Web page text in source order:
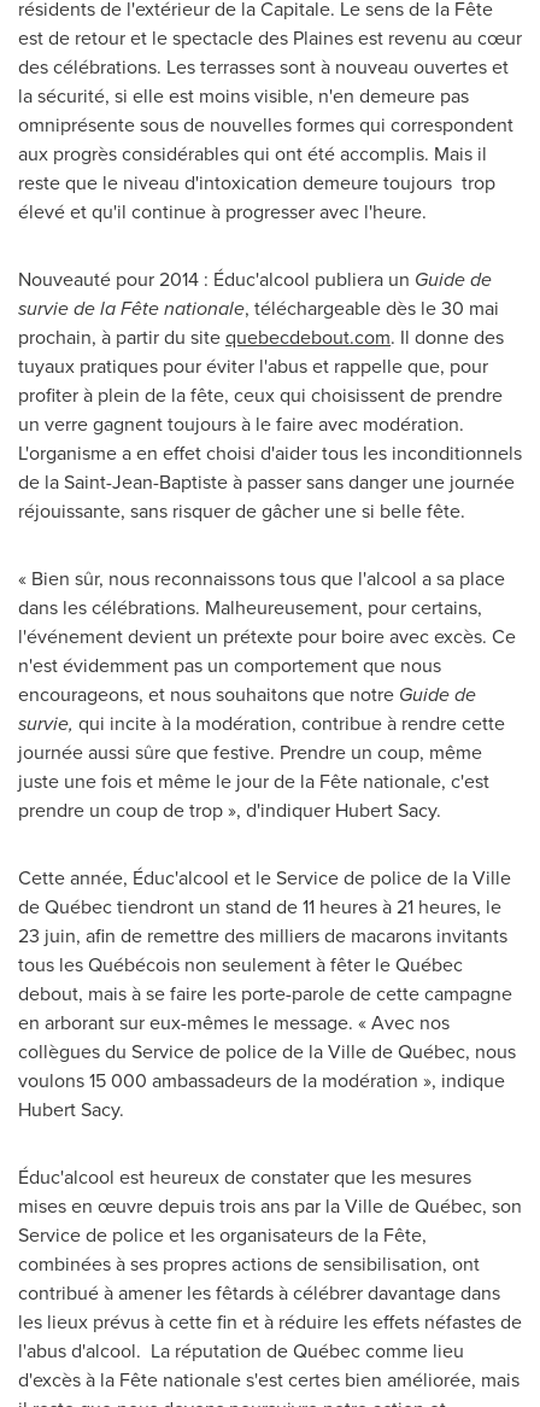
résidents de l'extérieur de la Capitale. Le sens de la Fête
est de retour et le spectacle des Plaines est revenu au cœur
des célébrations. Les terrasses sont à nouveau ouvertes et
la sécurité, si elle est moins visible, n'en demeure pas
omniprésente sous de nouvelles formes qui correspondent
aux progrès considérables qui ont été accomplis. Mais il
reste que le niveau d'intoxication demeure toujours trop
élevé et qu'il continue à progresser avec l'heure.
Nouveauté pour 2014 : Éduc'alcool publiera un Guide de
survie de la Fête nationale, téléchargeable dès le 30 mai
prochain, à partir du sitequebecdebout.com. Il donne des
tuyaux pratiques pour éviter l'abus et rappelle que, pour
profiter à plein de la fête, ceux qui choisissent de prendre
un verre gagnent toujours à le faire avec modération.
L'organisme a en effet choisi d'aider tous les inconditionnels
de laSaint-Jean-Baptisteà passer sans danger une journée
réjouissante, sans risquer de gâcher une si belle fête.
« Bien sûr, nous reconnaissons tous que l'alcool a sa place
dans les célébrations. Malheureusement, pour certains,
l'événement devient un prétexte pour boire avec excès. Ce
n'est évidemment pas un comportement que nous
encourageons, et nous souhaitons que notre Guide de
survie, qui incite à la modération, contribue à rendre cette
journée aussi sûre que festive. Prendre un coup, même
juste une fois et même le jour de la Fête nationale, c'est
prendre un coup de trop », d'indiquer Hubert Sacy.
Cette année, Éduc'alcool et le Service de police de la Ville
de Québec tiendront un stand de 11 heures à 21 heures, le
23 juin, afin de remettre des milliers de macarons invitants
tous les Québécois non seulement à fêter le Québec
debout, mais à se faire les porte-parole de cette campagne
en arborant sur eux-mêmes le message. « Avec nos
collègues du Service de police de la Ville de Québec, nous
voulons 15 000 ambassadeurs de la modération », indique
Hubert Sacy.
Éduc'alcool est heureux de constater que les mesures
mises en œuvre depuis trois ans par la Ville de Québec, son
Service de police et les organisateurs de la Fête,
combinées à ses propres actions de sensibilisation, ont
contribué à amener les fêtards à célébrer davantage dans
les lieux prévus à cette fin et à réduire les effets néfastes de
l'abus d'alcool. La réputation de Québec comme lieu
d'excès à la Fête nationale s'est certes bien améliorée, mais